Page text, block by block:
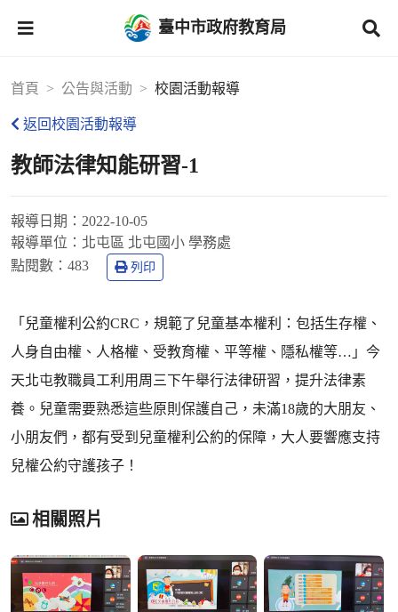
臺中市政府教育局
首頁 公告與活動 校園活動報導
返回校園活動報導
教師法律知能研習-1
報導日期： 2022-10-05
報導單位： 北屯區 北屯國小 學務處
點閱數： 483 列印
「兒童權利公約CRC，規範了兒童基本權利：包括生存權、
人身自由權、人格權、受教育權、平等權、隱私權等…」今
天北屯教職員工利用周三下午舉行法律研習，提升法律素
養。兒童需要熟悉這些原則保護自己，未滿18歲的大朋友、
小朋友們，都有受到兒童權利公約的保障，大人要響應支持
兒權公約守護孩子！
相關照片